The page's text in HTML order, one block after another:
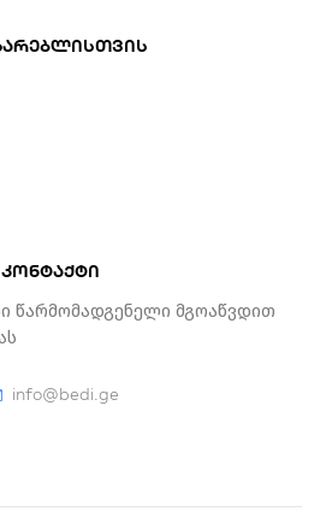
კონტაქტი
Წარმომადგენელი Მგოაწვდით
info@bedi.ge